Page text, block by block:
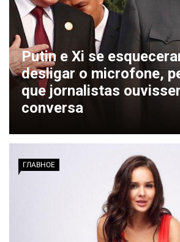
Putin e Xi se
desligar o microfone,
que jornalistas
conversa
ГЛАВНОЕ